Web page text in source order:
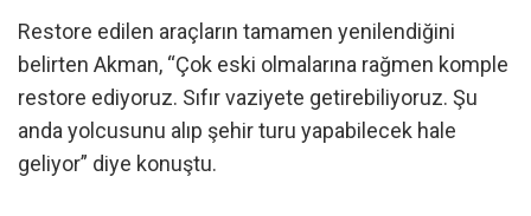
Restore edilen araçların tamamen yenilendiğini
belirten Akman, “Çok eski olmalarına rağmen komple
restore ediyoruz. Sıfır vaziyete getirebiliyoruz. Şu
anda yolcusunu alıp şehir turu yapabilecek hale
geliyor” diye konuştu.